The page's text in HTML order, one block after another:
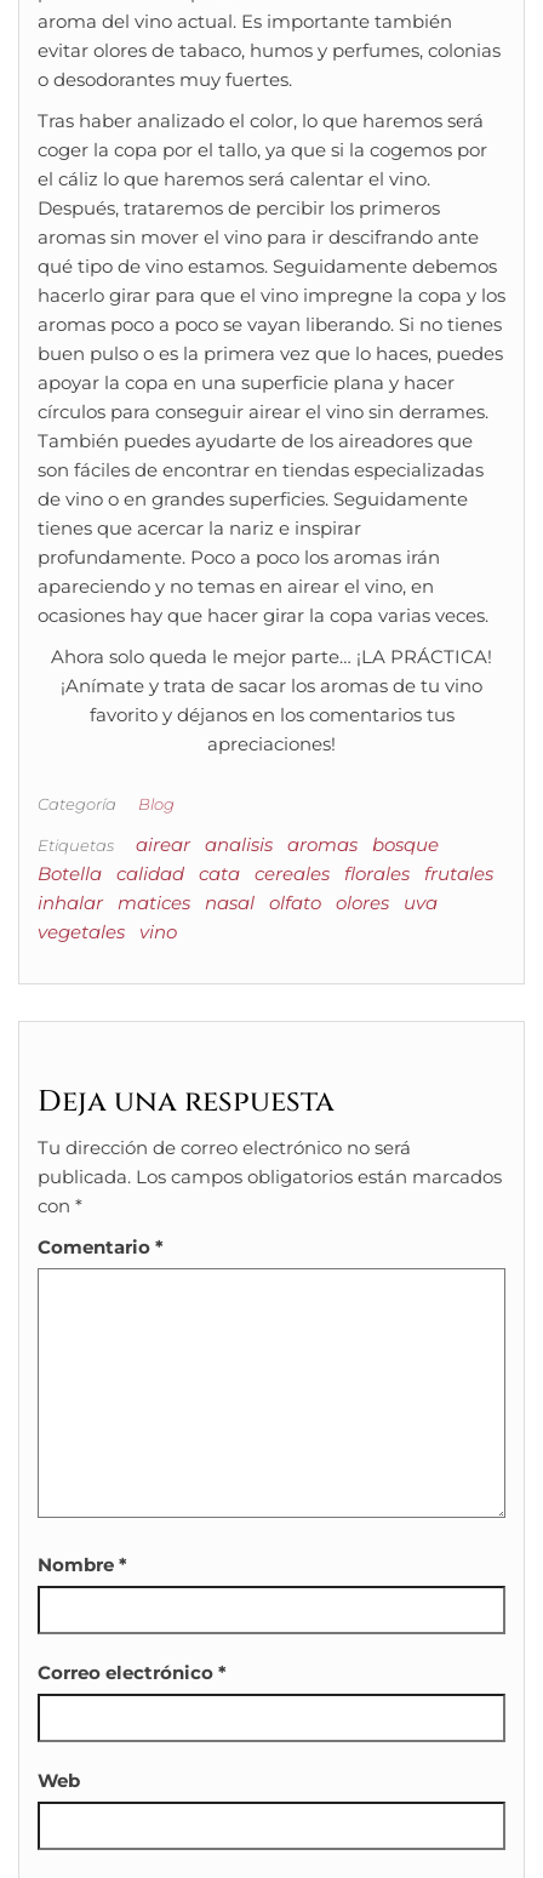
aroma del vino actual. Es importante también
evitar olores de tabaco, humos y perfumes, colonias
o desodorantes muy fuertes.
Tras haber analizado el color, lo que haremos será
coger la copa por el tallo, ya que si la cogemos por
el cáliz lo que haremos será calentar el vino.
Después, trataremos de percibir los primeros
aromas sin mover el vino para ir descifrando ante
qué tipo de vino estamos. Seguidamente debemos
hacerlo girar para que el vino impregne la copa y los
aromas poco a poco se vayan liberando. Si no tienes
buen pulso o es la primera vez que lo haces, puedes
apoyar la copa en una superficie plana y hacer
círculos para conseguir airear el vino sin derrames.
También puedes ayudarte de los aireadores que
son fáciles de encontrar en tiendas especializadas
de vino o en grandes superficies. Seguidamente
tienes que acercar la nariz e inspirar
profundamente. Poco a poco los aromas irán
apareciendo y no temas en airear el vino, en
ocasiones hay que hacer girar la copa varias veces.
Ahora solo queda le mejor parte… ¡LA PRÁCTICA!
¡Anímate y trata de sacar los aromas de tu vino
favorito y déjanos en los comentarios tus
apreciaciones!
Categoría Blog
Etiquetas airear analisis aromas
bosque
Botella
calidad cata cereales florales
frutales
inhalar
matices nasal olfato olores
uva
vegetales
vino
Deja una respuesta
Tu dirección de correo electrónico no será
publicada. Los campos obligatorios están marcados
con *
Comentario *
Nombre *
Correo electrónico *
Web